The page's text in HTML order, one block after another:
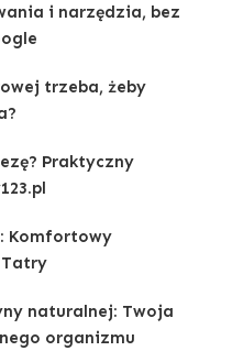
i narzędzia, bez
trzeba, żeby
Praktyczny
Komfortowy
Tatry
naturalnej: Twoja
organizmu